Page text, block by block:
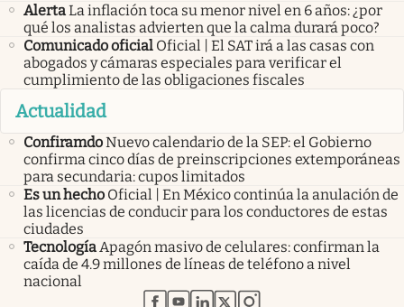
AlertaLa inflación toca su menor nivel en 6 años: ¿por
qué los analistas advierten que la calma durará poco?
Comunicado oficial Oficial | El SAT irá a las casas con
abogados y cámaras especiales para verificar el
cumplimiento de las obligaciones fiscales
Actualidad
ConfiramdoNuevo calendario de la SEP: el Gobierno
confirma cinco días de preinscripciones extemporáneas
para secundaria: cupos limitados
Es un hecho Oficial | En México continúa la anulación de
las licencias de conducir para los conductores de estas
ciudades
TecnologíaApagón masivo de celulares: confirman la
caída de 4.9 millones de líneas de teléfono a nivel
nacional
abre en nueva pestaña
abre en nueva pestaña
abre en nueva pestaña
abre en nueva pestaña
abre en nueva pestaña